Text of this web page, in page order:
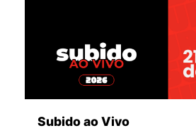
Subido ao Vivo